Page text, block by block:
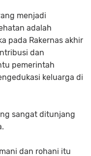
menjadi
adalah
pada Rakernas akhir
dan
pemerintah
keluarga di
sangat ditunjang
dan rohani itu